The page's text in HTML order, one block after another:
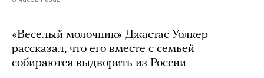
«Веселый молочник» Джастас Уолкер
рассказал, что его вместе с семьей
собираются выдворить из России